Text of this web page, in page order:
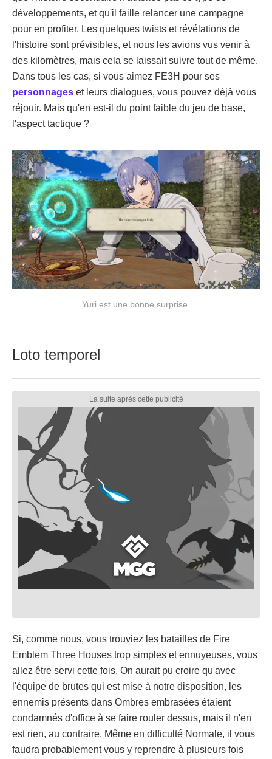
développements, et qu'il faille relancer une campagne
pour en profiter. Les quelques twists et révélations de
l'histoire sont prévisibles, et nous les avions vus venir à
des kilomètres, mais cela se laissait suivre tout de même.
Dans tous les cas, si vous aimez FE3H pour ses
personnages et leurs dialogues, vous pouvez déjà vous
réjouir. Mais qu'en est-il du point faible du jeu de base,
l'aspect tactique ?
Yuri est une bonne surprise.
Loto temporel
Si, comme nous, vous trouviez les batailles de Fire
Emblem Three Houses trop simples et ennuyeuses, vous
allez être servi cette fois. On aurait pu croire qu'avec
l'équipe de brutes qui est mise à notre disposition, les
ennemis présents dans Ombres embrasées étaient
condamnés d'office à se faire rouler dessus, mais il n'en
est rien, au contraire. Même en difficulté Normale, il vous
faudra probablement vous y reprendre à plusieurs fois